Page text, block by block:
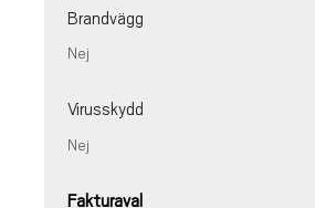
Brandvägg
Nej
Virusskydd
Nej
Fakturaval